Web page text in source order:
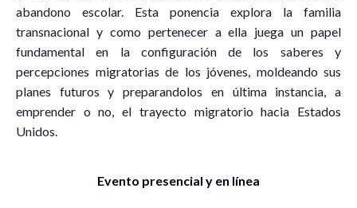
abandono escolar. Esta ponencia explora la familia
transnacional y como pertenecer a ella juega un papel
fundamental en la configuración de los saberes y
percepciones migratorias de los jóvenes, moldeando sus
planes futuros y preparandolos en última instancia, a
emprender o no, el trayecto migratorio hacia Estados
Unidos.
Evento presencial y en línea